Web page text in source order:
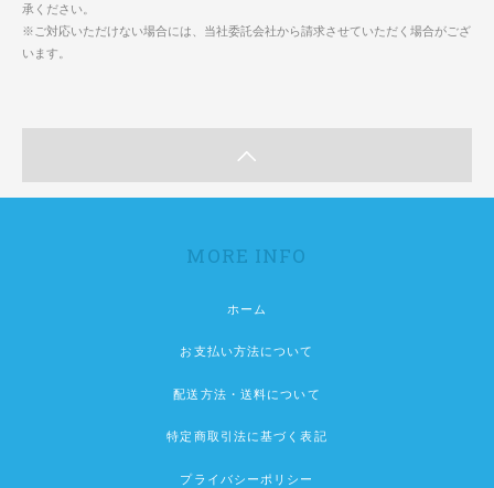
承ください。
※ご対応いただけない場合には、当社委託会社から請求させていただく場合がござ
います。
MORE INFO
ホーム
お支払い方法について
配送方法・送料について
特定商取引法に基づく表記
プライバシーポリシー